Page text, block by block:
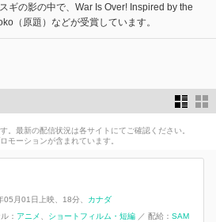
ギの影の中で、War Is Over! Inspired by the
（原題）などが受賞しています。
。最新の配信状況は各サイトにてご確認ください。
モーションが含まれています。
05月01日上映 18分
カナダ
： アニメ ショートフィルム・短編 ／ 配給： SAM